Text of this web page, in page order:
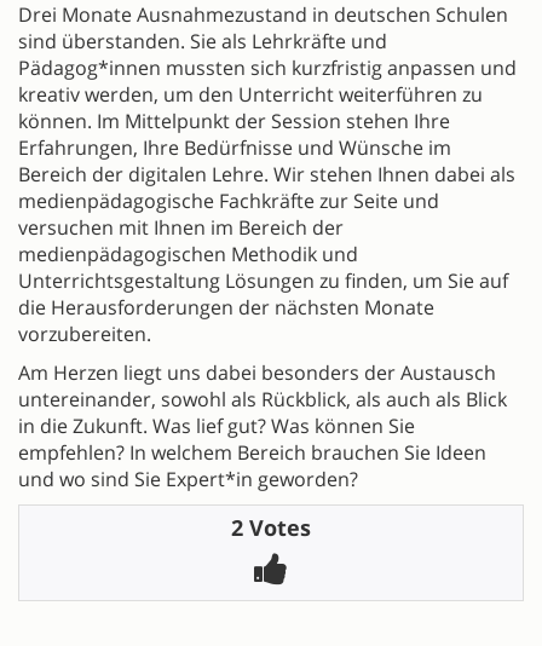
Drei Monate Ausnahmezustand in deutschen Schulen
sind überstanden. Sie als Lehrkräfte und
Pädagog*innen mussten sich kurzfristig anpassen und
kreativ werden, um den Unterricht weiterführen zu
können. Im Mittelpunkt der Session stehen Ihre
Erfahrungen, Ihre Bedürfnisse und Wünsche im
Bereich der digitalen Lehre. Wir stehen Ihnen dabei als
medienpädagogische Fachkräfte zur Seite und
versuchen mit Ihnen im Bereich der
medienpädagogischen Methodik und
Unterrichtsgestaltung Lösungen zu finden, um Sie auf
die Herausforderungen der nächsten Monate
vorzubereiten.
Am Herzen liegt uns dabei besonders der Austausch
untereinander, sowohl als Rückblick, als auch als Blick
in die Zukunft. Was lief gut? Was können Sie
empfehlen? In welchem Bereich brauchen Sie Ideen
und wo sind Sie Expert*in geworden?
2 Votes